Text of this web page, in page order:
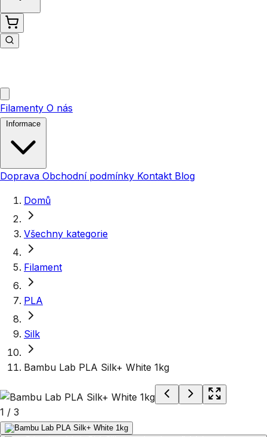
Filamenty O nás
Doprava Obchodní podmínky Kontakt Blog
Domů
Všechny kategorie
Filament
PLA
Silk
Bambu Lab PLA Silk+ White 1kg
1 / 3